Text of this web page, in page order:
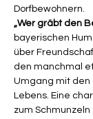
Dorfbewohnern.
„Wer gräbt den
bayerischen
über
den manchmal
Umgang mit den
Lebens. Eine
zum